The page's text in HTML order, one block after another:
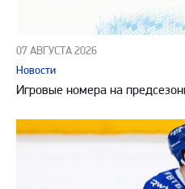
07 АВГУСТА 2026
Новости
Игровые номера на